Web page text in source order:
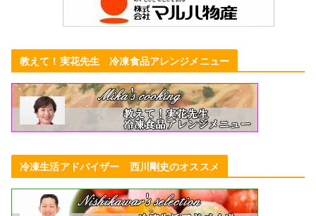
教えて！実花先生 冷凍食品アレンジメニュー
冷凍生活アドバイザー 西川剛史のオススメ